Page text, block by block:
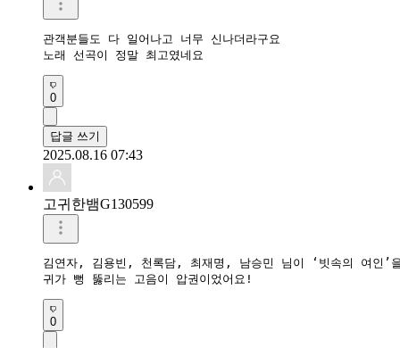
관객분들도 다 일어나고 너무 신나더라구요
노래 선곡이 정말 최고였네요
0
답글 쓰기
2025.08.16 07:43
고귀한뱀G130599
김연자, 김용빈, 천록담, 최재명, 남승민 님이 ‘빗속의 여인’
0